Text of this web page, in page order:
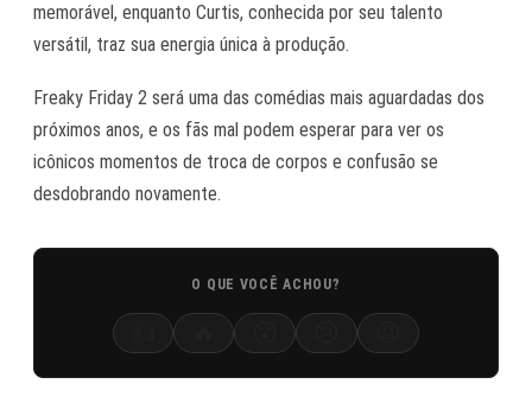
memorável, enquanto Curtis, conhecida por seu talento
versátil, traz sua energia única à produção.
Freaky Friday 2 será uma das comédias mais aguardadas dos
próximos anos, e os fãs mal podem esperar para ver os
icônicos momentos de troca de corpos e confusão se
desdobrando novamente.
O QUE VOCÊ ACHOU?